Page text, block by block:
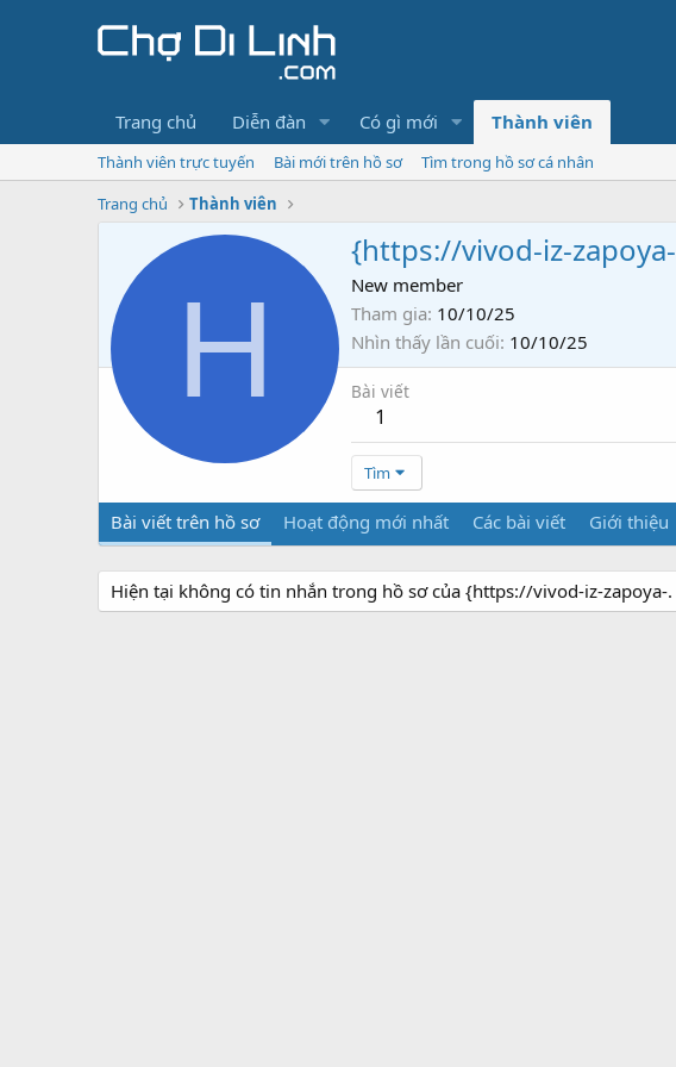
Trang chủ Diễn đàn Có gì mới Thành viên
Thành viên trực tuyến Bài mới trên hồ sơ
Tìm trong hồ sơ cá nhân
Trang chủ
Thành viên
H
{https://vivod-iz-zapoya-
New member
Tham gia 10/10/25
Nhìn thấy lần cuối 10/10/25
Bài viết
1
Tìm
Bài viết trên hồ sơ Hoạt động mới nhất Các bài viết Giới thiệu
Hiện tại không có tin nhắn trong hồ sơ của {https://vivod-iz-zapoya-.